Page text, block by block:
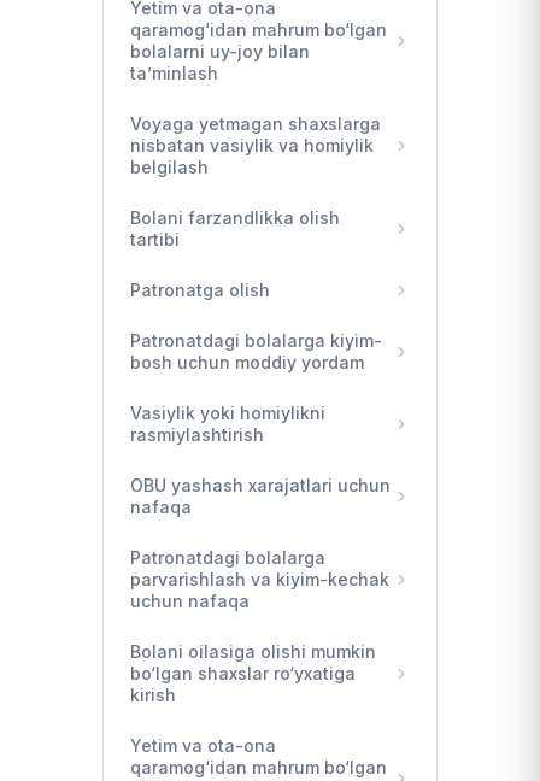
Yetim va ota-ona
qaramog‘idan mahrum bo‘lgan
bolalarni uy-joy bilan
ta’minlash
Voyaga yetmagan shaxslarga
nisbatan vasiylik va homiylik
belgilash
Bolani farzandlikka olish
tartibi
Patronatga olish
Patronatdagi bolalarga kiyim-
bosh uchun moddiy yordam
Vasiylik yoki homiylikni
rasmiylashtirish
OBU yashash xarajatlari uchun
nafaqa
Patronatdagi bolalarga
parvarishlash va kiyim-kechak
uchun nafaqa
Bolani oilasiga olishi mumkin
bo‘lgan shaxslar ro‘yxatiga
kirish
Yetim va ota-ona
qaramog‘idan mahrum bo‘lgan